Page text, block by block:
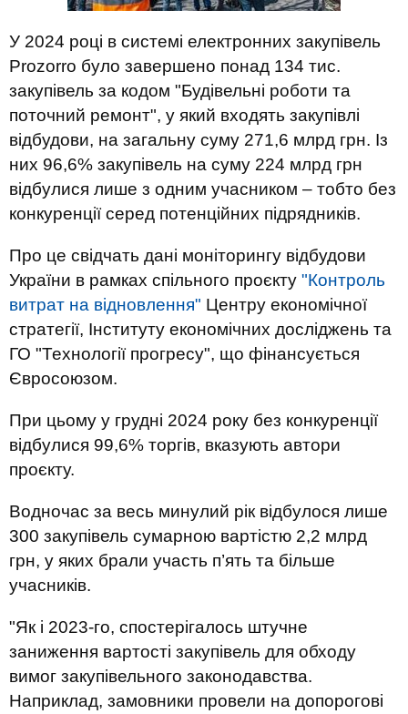
У 2024 році в системі електронних закупівель
Prozorro було завершено понад 134 тис.
закупівель за кодом "Будівельні роботи та
поточний ремонт", у який входять закупівлі
відбудови, на загальну суму 271,6 млрд грн. Із
них 96,6% закупівель на суму 224 млрд грн
відбулися лише з одним учасником – тобто без
конкуренції серед потенційних підрядників.
Про це свідчать дані моніторингу відбудови
України в рамках спільного проєкту "Контроль
витрат на відновлення" Центру економічної
стратегії, Інституту економічних досліджень та
ГО "Технології прогресу", що фінансується
Євросоюзом.
При цьому у грудні 2024 року без конкуренції
відбулися 99,6% торгів, вказують автори
проєкту.
Водночас за весь минулий рік відбулося лише
300 закупівель сумарною вартістю 2,2 млрд
грн, у яких брали участь п’ять та більше
учасників.
"Як і 2023-го, спостерігалось штучне
заниження вартості закупівель для обходу
вимог закупівельного законодавства.
Наприклад, замовники провели на допорогові